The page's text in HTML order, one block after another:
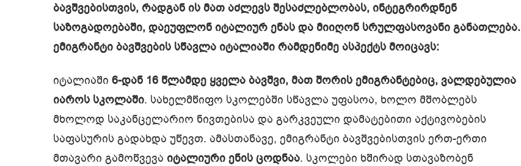
ბავშვებისთვის, რადგან ის მათ აძლევს შესაძლებლობას, ინტეგრირდნენ
საზოგადოებაში, დაეუფლონ იტალიურ ენას და მიიღონ სრულფასოვანი განათლება.
ემიგრანტი ბავშვების სწავლა იტალიაში რამდენიმე ასპექტს მოიცავს:
იტალიაში 6-დან 16 წლამდე ყველა ბავშვი, მათ შორის ემიგრანტებიც, ვალდებულია
იაროს სკოლაში. სახელმწიფო სკოლებში სწავლა უფასოა, ხოლო მშობლებს
მხოლოდ საკანცელარიო ნივთებისა და გარკვეული დამატებითი აქტივობების
საფასურის გადახდა უწევთ. ამასთანავე, ემიგრანტი ბავშვებისთვის ერთ-ერთი
მთავარი გამოწვევა იტალიური ენის ცოდნაა. სკოლები ხშირად სთავაზობენ